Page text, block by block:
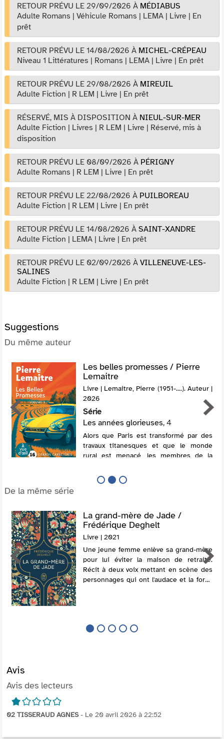
RETOUR PRÉVU LE 29/09/2026 À MÉDIABUS
Adulte Romans | Véhicule Romans | LEMA | Livre | En
prêt
RETOUR PRÉVU LE 14/08/2026 À MICHEL-CRÉPEAU
Niveau 1 Littératures | Romans | LEMA | Livre | En prêt
RETOUR PRÉVU LE 29/08/2026 À MIREUIL
Adulte Fiction | R LEM | Livre | En prêt
RÉSERVÉ, MIS À DISPOSITION À NIEUL-SUR-MER
Adulte Fiction | Livres | R LEM | Livre | Réservé, mis à
disposition
RETOUR PRÉVU LE 08/09/2026 À PÉRIGNY
Adulte Romans | R LEM | Livre | En prêt
RETOUR PRÉVU LE 22/08/2026 À PUILBOREAU
Adulte Fiction | R LEM | Livre | En prêt
RETOUR PRÉVU LE 14/08/2026 À SAINT-XANDRE
Adulte Fiction | LEMA | Livre | En prêt
RETOUR PRÉVU LE 02/09/2026 À VILLENEUVE-LES-
SALINES
Adulte Fiction | R LEM | Livre | En prêt
Suggestions
Du même auteur
Les belles promesses / Pierre
Lemaitre
Livre | Lemaitre, Pierre (1951-....). Auteur |
2026
Série
Les années glorieuses, 4
Alors que Paris est transformé par des
travaux titanesques et que le monde
rural est menacé, les membres de la
inexorablement vers leur destin. Ils font
face à un effroyable dilemme moral qui
De la même série
La grand-mère de Jade /
Frédérique Deghelt
Livre | 2021
Une jeune femme enlève sa grand-mère
pour lui éviter la maison de retraite.
Récit à deux voix mettant en scène des
personnages qui ont l'audace et la force
Avis
Avis des lecteurs
1/5
02 TISSERAUD AGNES- Le 20 avril 2026 à 22:52